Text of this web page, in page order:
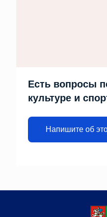
Есть вопросы
культуре и
Напишите об